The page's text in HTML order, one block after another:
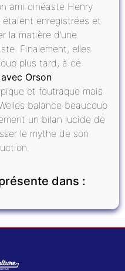
ami cinéaste Henry
étaient enregistrées et
la matière d’une
Finalement, elles
plus tard, à ce
Orson
et foutraque mais
balance beaucoup
un bilan lucide de
le mythe de son
dans :